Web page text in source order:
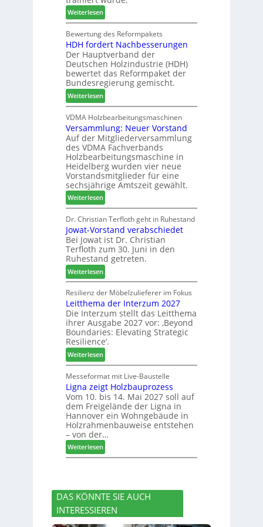
i
n
e
r
o
c
h
e
n
2
0
2
6
l
d
e
t
B
e
s
u
c
h
e
r
z
a
h
l
e
n
Weiterlesen:
C
h
a
t
b
o
t
h
i
l
t
b
e
i
P
r
o
u
k
t
s
u
c
e
Bewertung des Reformpakets
HDH fordert Nachbesserungen
Der Hauptverband der
Deutschen Holzindustrie (HDH)
bewertet das Reformpaket der
Bundesregierung gemischt.
Weiterlesen:
H
D
H
f
o
r
d
e
r
t
N
a
c
h
b
e
s
e
r
u
n
g
e
n
VDMA Holzbearbeitungsmaschinen
Versammlung: Neuer Vorstand
Auf der Mitgliederversammlung
des VDMA Fachverbands
Holzbearbeitungsmaschine in
Heidelberg wurden vier neue
Vorstandsmitglieder für eine
sechsjährige Amtszeit gewählt.
Weiterlesen:
V
e
r
s
a
m
m
l
u
n
g
:
N
e
u
e
r
V
o
r
t
a
n
Dr. Christian Terfloth geht in Ruhestand
Jowat-Vorstand verabschiedet
Bei Jowat ist Dr. Christian
Terfloth zum 30. Juni in den
Ruhestand getreten.
Weiterlesen:
J
o
w
a
t
-
V
o
r
s
t
a
n
d
v
e
r
a
c
i
e
Resilienz der Möbelzulieferer im Fokus
Leitthema der Interzum 2027
Die Interzum stellt das Leitthema
ihrer Ausgabe 2027 vor: ‚Beyond
Boundaries: Elevating Strategic
Resilience‘.
Weiterlesen:
L
e
i
t
t
h
e
m
a
d
I
n
t
e
Messeformat mit Live-Baustelle
Ligna zeigt Holzbauprozess
Vom 10. bis 14. Mai 2027 soll auf
dem Freigelände der Ligna in
Hannover ein Wohngebäude in
Holzrahmenbauweise entstehen
– von der…
Weiterlesen:
L
n
a
z
DAS KÖNNTE SIE AUCH
INTERESSIEREN